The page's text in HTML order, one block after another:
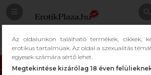
Az oldalunkon található termékek, cikkek,
erotikus tartalmúak. Az oldal a szexualitás
egyesek számára sértő lehet.
Megtekintése kizárólag 18 éven